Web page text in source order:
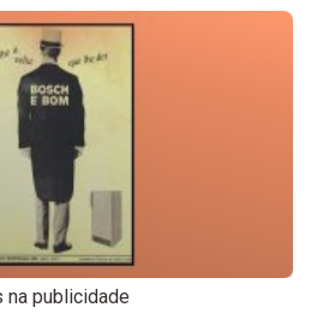
na publicidade